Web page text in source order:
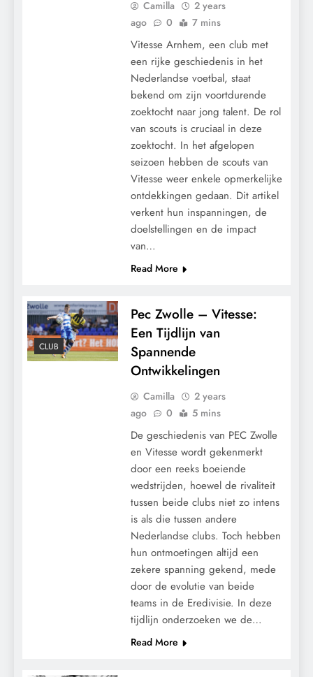
Camilla
2 years
ago
0 7 mins
Vitesse Arnhem, een club met
een rijke geschiedenis in het
Nederlandse voetbal, staat
bekend om zijn voortdurende
zoektocht naar jong talent. De rol
van scouts is cruciaal in deze
zoektocht. In het afgelopen
seizoen hebben de scouts van
Vitesse weer enkele opmerkelijke
ontdekkingen gedaan. Dit artikel
verkent hun inspanningen, de
doelstellingen en de impact
van…
Read More
CLUB
Pec Zwolle – Vitesse:
Een Tijdlijn van
Spannende
Ontwikkelingen
Camilla
2 years
ago
0 5 mins
De geschiedenis van PEC Zwolle
en Vitesse wordt gekenmerkt
door een reeks boeiende
wedstrijden, hoewel de rivaliteit
tussen beide clubs niet zo intens
is als die tussen andere
Nederlandse clubs. Toch hebben
hun ontmoetingen altijd een
zekere spanning gekend, mede
door de evolutie van beide
teams in de Eredivisie. In deze
tijdlijn onderzoeken we de…
Read More